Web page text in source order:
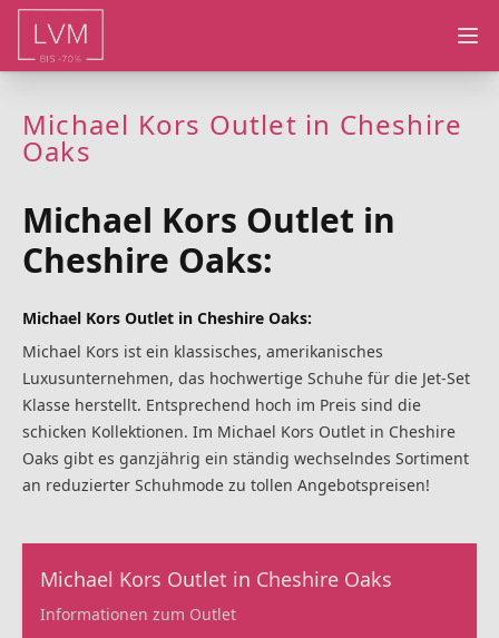
Michael Kors Outlet in Cheshire
Oaks
Michael Kors Outlet in
Cheshire Oaks:
Michael Kors Outlet in Cheshire Oaks:
Michael Kors ist ein klassisches, amerikanisches
Luxusunternehmen, das hochwertige Schuhe für die Jet-Set
Klasse herstellt. Entsprechend hoch im Preis sind die
schicken Kollektionen. Im Michael Kors Outlet in Cheshire
Oaks gibt es ganzjährig ein ständig wechselndes Sortiment
an reduzierter Schuhmode zu tollen Angebotspreisen!
Michael Kors Outlet in Cheshire Oaks
Informationen zum Outlet